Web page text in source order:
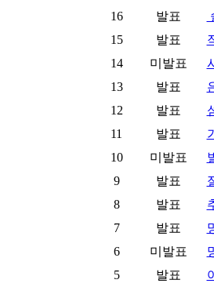
16
발표
15
발표
14
미발표
13
발표
12
발표
11
발표
10
미발표
9
발표
8
발표
7
발표
6
미발표
5
발표